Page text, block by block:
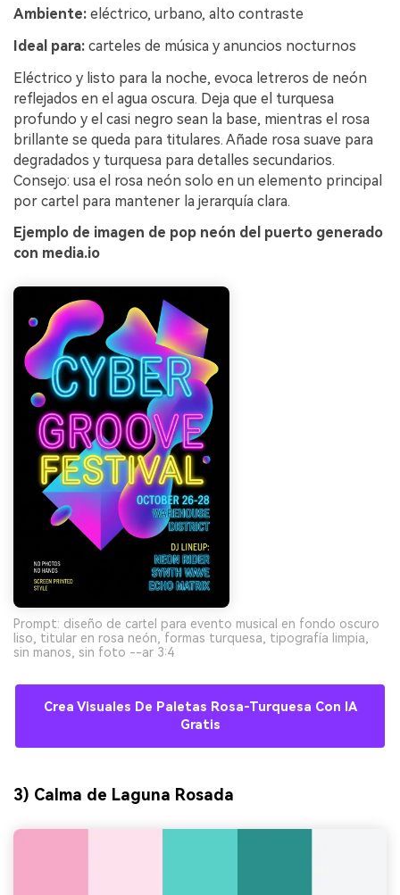
Ambiente: eléctrico, urbano, alto contraste
Ideal para: carteles de música y anuncios nocturnos
Eléctrico y listo para la noche, evoca letreros de neón
reflejados en el agua oscura. Deja que el turquesa
profundo y el casi negro sean la base, mientras el rosa
brillante se queda para titulares. Añade rosa suave para
degradados y turquesa para detalles secundarios.
Consejo: usa el rosa neón solo en un elemento principal
por cartel para mantener la jerarquía clara.
Ejemplo de imagen de pop neón del puerto generado
con media.io
Prompt: diseño de cartel para evento musical en fondo oscuro
liso, titular en rosa neón, formas turquesa, tipografía limpia,
sin manos, sin foto --ar 3:4
Crea Visuales De Paletas Rosa-Turquesa Con IA
Gratis
3) Calma de Laguna Rosada